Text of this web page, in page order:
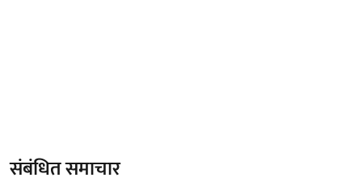
संबंधित समाचार